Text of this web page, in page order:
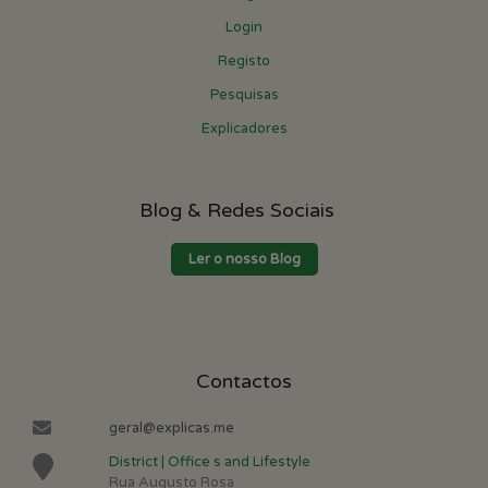
Login
Registo
Pesquisas
Explicadores
Blog & Redes Sociais
Ler o nosso Blog
Contactos
geral@explicas.me
District | Office s and Lifestyle
Rua Augusto Rosa